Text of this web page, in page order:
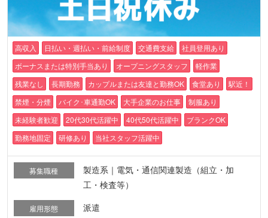
高収入 日払い・週払い・前給制度 交通費支給
社員登用あり
ボーナスまたは特別手当あり
オープニングスタッフ
軽作業
残業なし
長期勤務 カップルまたは友達と勤務OK 食堂あり
駅近！
禁煙・分煙
バイク･車通勤OK 大手企業のお仕事
制服あり
未経験者歓迎
20代30代活躍中 40代50代活躍中
ブランクOK
勤務地固定
研修あり 当社スタッフ活躍中
募集職種
製造系｜電気・通信関連製造（組立・加
工・検査等）
雇用形態 派遣